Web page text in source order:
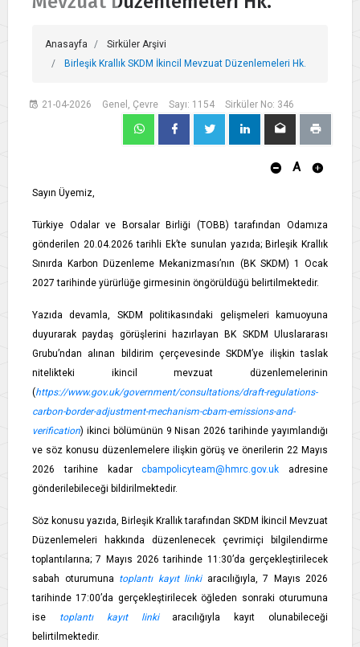
Anasayfa
Sirküler Arşivi
Birleşik Krallık SKDM İkincil Mevzuat Düzenlemeleri Hk.
21-04-2026 Genel, Çevre Sayı: 1154 Sirküler No: 346
A
Sayın Üyemiz,
Türkiye Odalar ve Borsalar Birliği (TOBB) tarafından Odamıza
gönderilen 20.04.2026 tarihli Ek’te sunulan yazıda; Birleşik Krallık
Sınırda Karbon Düzenleme Mekanizması’nın (BK SKDM) 1 Ocak
2027 tarihinde yürürlüğe girmesinin öngörüldüğü belirtilmektedir.
Yazıda devamla, SKDM politikasındaki gelişmeleri kamuoyuna
duyurarak paydaş görüşlerini hazırlayan BK SKDM Uluslararası
Grubu’ndan alınan bildirim çerçevesinde SKDM’ye ilişkin taslak
nitelikteki ikincil mevzuat düzenlemelerinin
(https://www.gov.uk/government/consultations/draft-regulations-
carbon-border-adjustment-mechanism-cbam-emissions-and-
verification) ikinci bölümünün 9 Nisan 2026 tarihinde yayımlandığı
ve söz konusu düzenlemelere ilişkin görüş ve önerilerin 22 Mayıs
2026 tarihine kadarcbampolicyteam@hmrc.gov.uk adresine
gönderilebileceği bildirilmektedir.
Söz konusu yazıda, Birleşik Krallık tarafından SKDM İkincil Mevzuat
Düzenlemeleri hakkında düzenlenecek çevrimiçi bilgilendirme
toplantılarına; 7 Mayıs 2026 tarihinde 11:30’da gerçekleştirilecek
sabah oturumuna toplantı kayıt linkiaracılığıyla, 7 Mayıs 2026
tarihinde 17:00’da gerçekleştirilecek öğleden sonraki oturumuna
ise toplantı kayıt linkiaracılığıyla kayıt olunabileceği
belirtilmektedir.